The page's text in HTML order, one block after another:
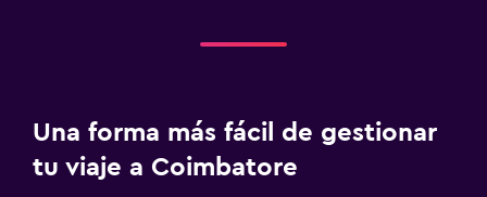
Una forma más fácil de gestionar
tu viaje a Coimbatore